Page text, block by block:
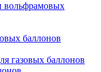
вольфрамовых
баллонов
газовых баллонов